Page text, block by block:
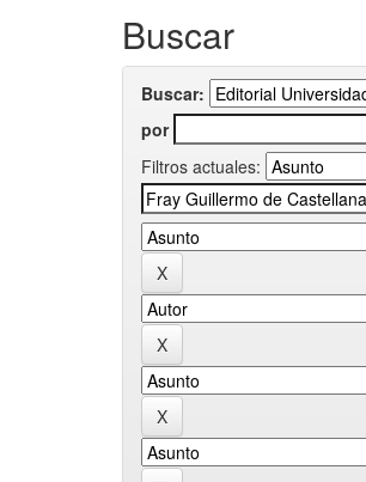
Buscar
Buscar:
por
Filtros actuales: